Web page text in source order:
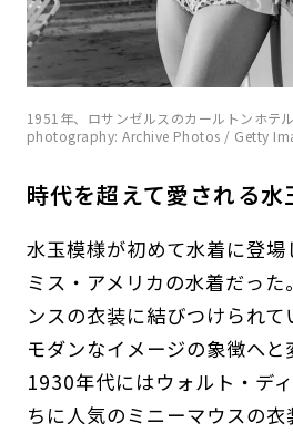
1951年、ロサンゼルスのカールトンホテ
photography: Archive Photos / Getty
時代を超えて愛される水
水玉模様が初めて水着に登場
ミス・アメリカの水着だっ
ンスの衣装に結びつけられて
モダンなイメージの象徴へと
1930年代にはウォルト・デ
ちに人気のミニーマウスの衣